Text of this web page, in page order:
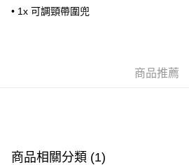
• 1x 可調頸帶圍兜
商品推薦
商品相關分類 (1)